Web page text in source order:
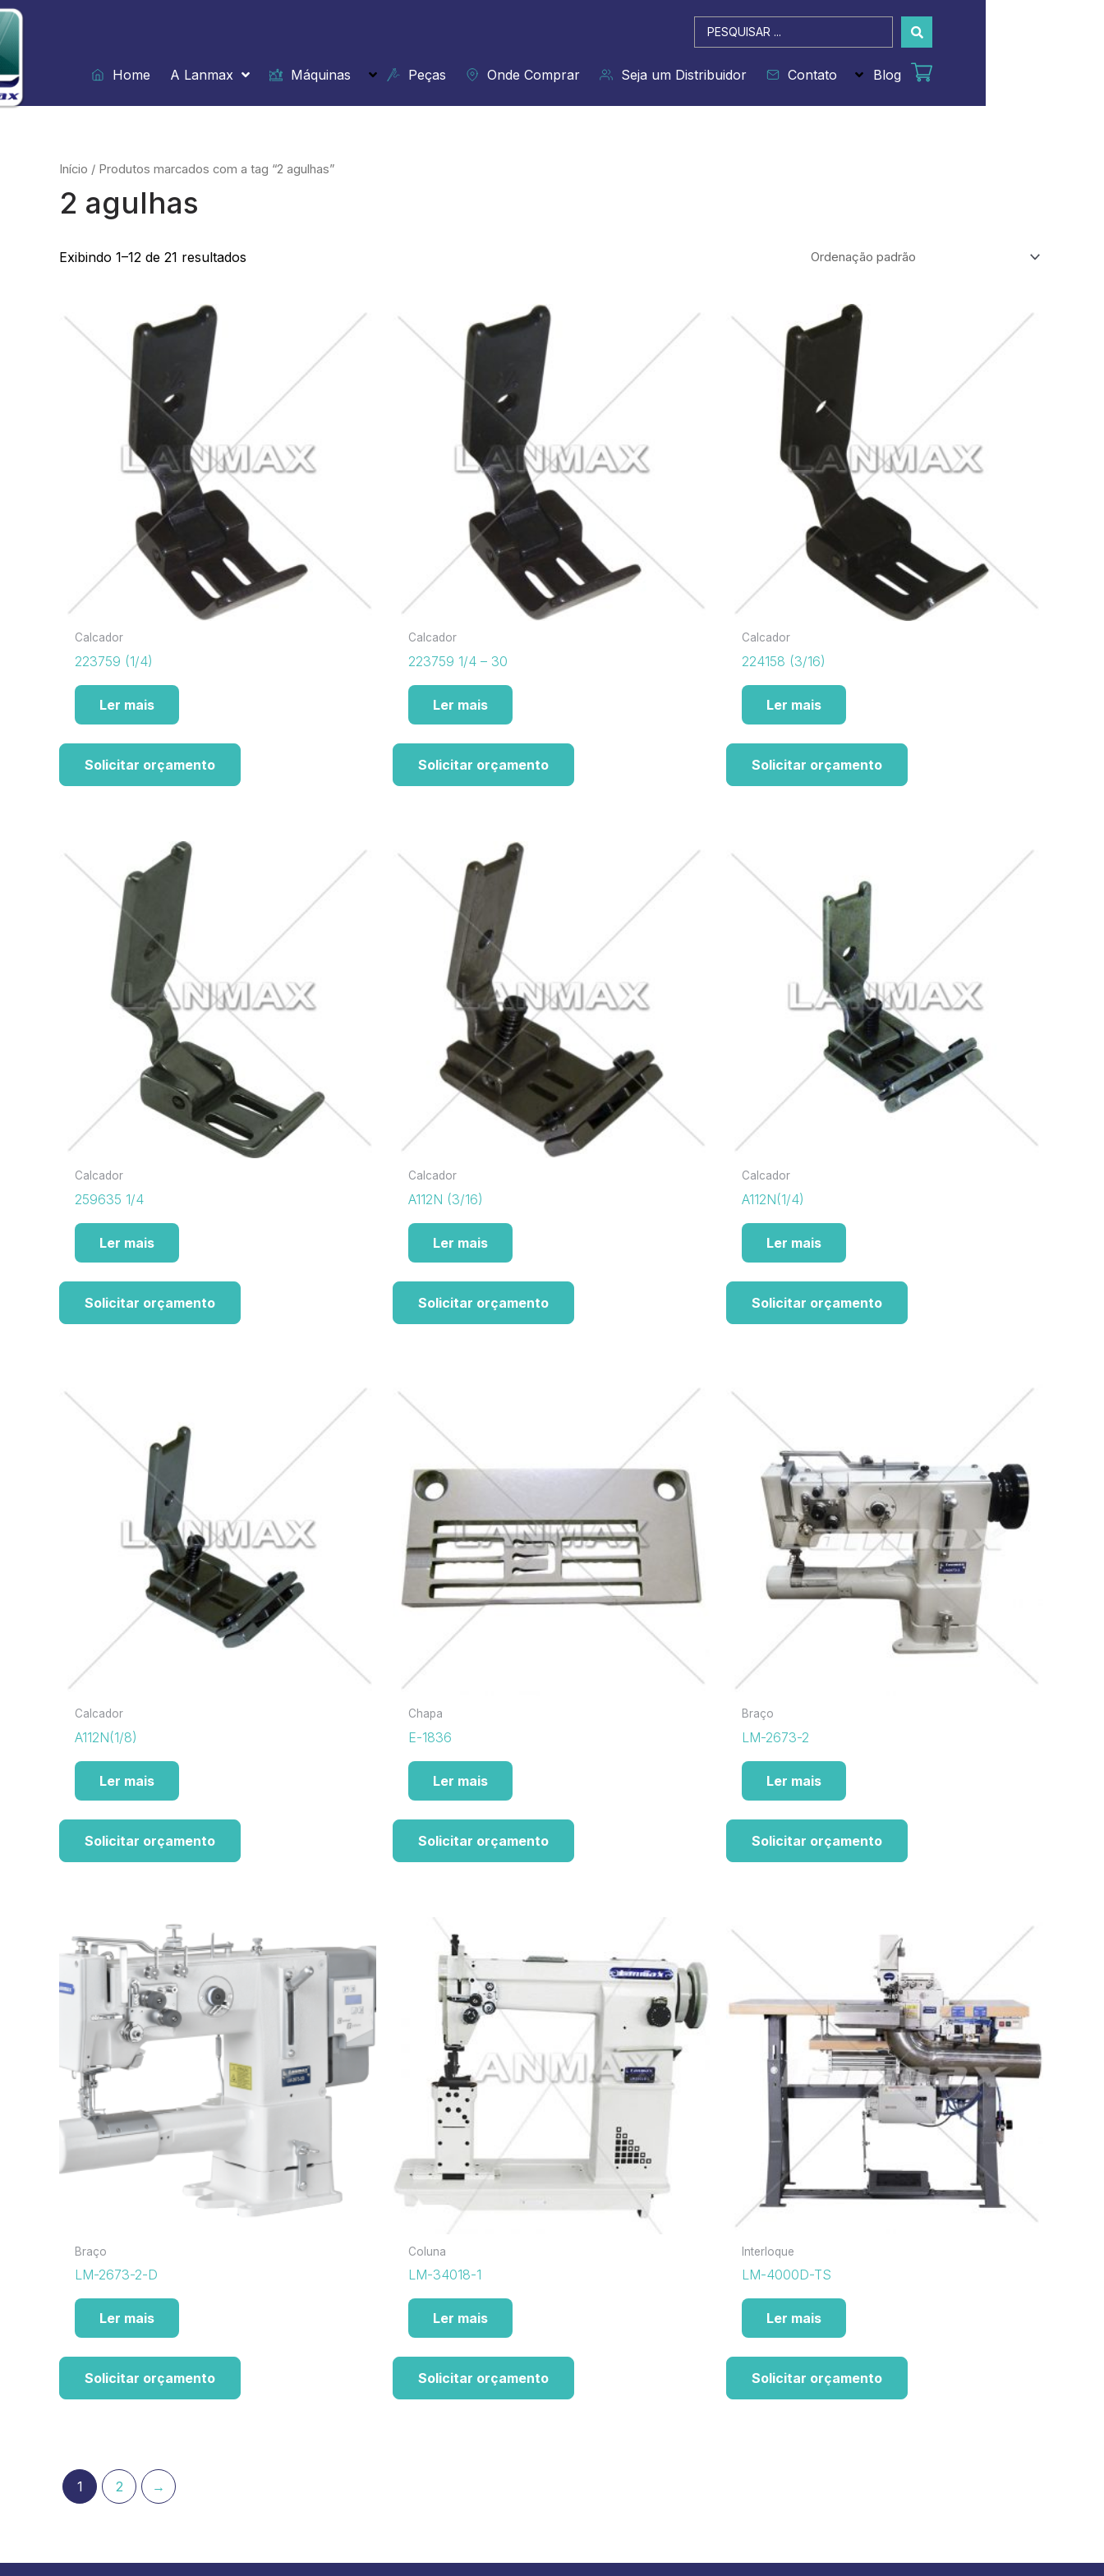
Ir
para
o
conteúdo
Pesquisar
...
Home
A Lanmax Máquinas Peças Onde Comprar Seja um Distribuidor Contato Blog
Início / Produtos marcados com a tag “2 agulhas”
2 agulhas
Exibindo 1–12 de 21 resultados
Calcador
223759 (1/4)
Ler mais
Solicitar orçamento
Calcador
223759 1/4 – 30
Ler mais
Solicitar orçamento
Calcador
224158 (3/16)
Ler mais
Solicitar orçamento
Calcador
259635 1/4
Ler mais
Solicitar orçamento
Calcador
A112N (3/16)
Ler mais
Solicitar orçamento
Calcador
A112N(1/4)
Ler mais
Solicitar orçamento
Calcador
A112N(1/8)
Ler mais
Solicitar orçamento
Chapa
E-1836
Ler mais
Solicitar orçamento
Braço
LM-2673-2
Ler mais
Solicitar orçamento
Braço
LM-2673-2-D
Ler mais
Solicitar orçamento
Coluna
LM-34018-1
Ler mais
Solicitar orçamento
Interloque
LM-4000D-TS
Ler mais
Solicitar orçamento
1 2 →